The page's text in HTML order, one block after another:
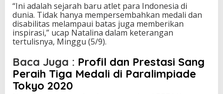
D
I
“Ini adalah sejarah baru atlet para Indonesia di
dunia. Tidak hanya mempersembahkan medali dan
disabilitas melampaui batas juga memberikan
inspirasi,” ucap Natalina dalam keterangan
tertulisnya, Minggu (5/9).
Baca Juga : Profil dan Prestasi Sang
Peraih Tiga Medali di Paralimpiade
Tokyo 2020